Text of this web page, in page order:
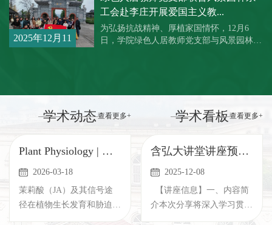
2025年12月11
工会赴李庄开展爱国主义教...
为弘扬抗战精神、厚植家国情怀，12月6
日，学院绿色人居教师党支部与风景园林系
学术动态查看更多+
Plant Physiology | 学院汤青林教授团队揭示BBX6-2–NF-YC4–JAZ1模块响...
2026-03-18
茉莉酸（JA）及其信号途
径在植物生长发育和胁迫响
学术看板查看更多+
​含弘大讲堂讲座预告：从“技术思维”到“操盘思维”——城市更新下的...
2025-12-08
【讲座信息】一、内容简
介本次分享将深入学习贯彻
中央城市工作会议精神，精